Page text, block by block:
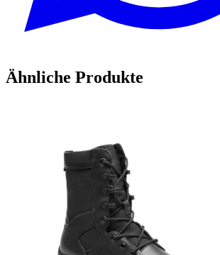
Ähnliche Produkte